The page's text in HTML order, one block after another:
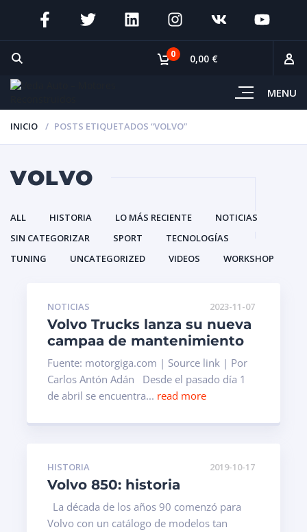
MENU
0 0,00 €
INICIO POSTS ETIQUETADOS “VOLVO”
VOLVO
ALL HISTORIA LO MÁS RECIENTE
NOTICIAS
SIN CATEGORIZAR
SPORT
TECNOLOGÍAS
TUNING
UNCATEGORIZED VIDEOS WORKSHOP
NOTICIAS 2023-11-07
Volvo Trucks lanza su nueva
campaa de mantenimiento
Fuente: motorgiga.com | Source link | Por
Carlos Antón Adán Desde el pasado día 1
de abril se encuentra... read more
HISTORIA 2019-10-17
Volvo 850: historia
La década de los años 90 comenzó para
Volvo con un catálogo de modelos tan